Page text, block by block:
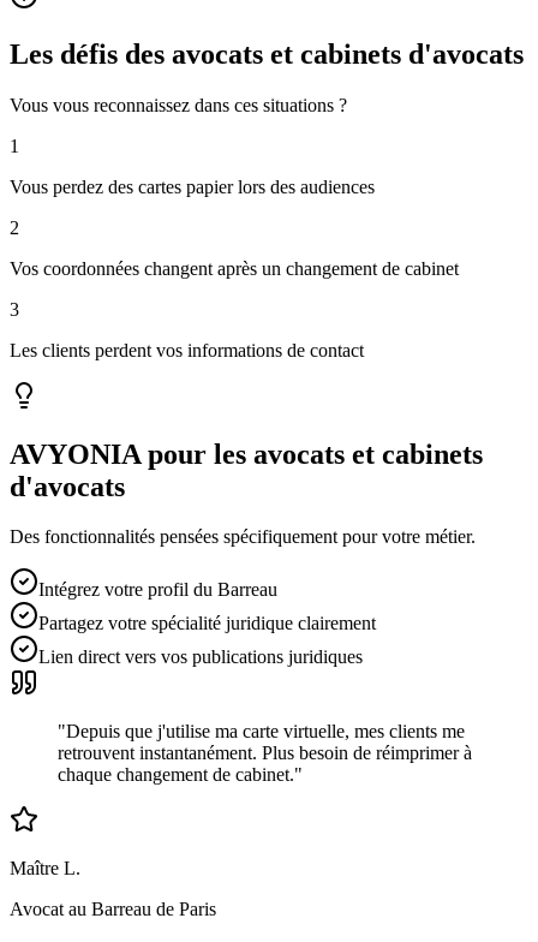
Les défis des avocats et cabinets d'avocats
Vous vous reconnaissez dans ces situations ?
1
Vous perdez des cartes papier lors des audiences
2
Vos coordonnées changent après un changement de cabinet
3
Les clients perdent vos informations de contact
AVYONIA pour les avocats et cabinets
d'avocats
Des fonctionnalités pensées spécifiquement pour votre métier.
Intégrez votre profil du Barreau
Partagez votre spécialité juridique clairement
Lien direct vers vos publications juridiques
"Depuis que j'utilise ma carte virtuelle, mes clients me
retrouvent instantanément. Plus besoin de réimprimer à
chaque changement de cabinet."
Maître L.
Avocat au Barreau de Paris